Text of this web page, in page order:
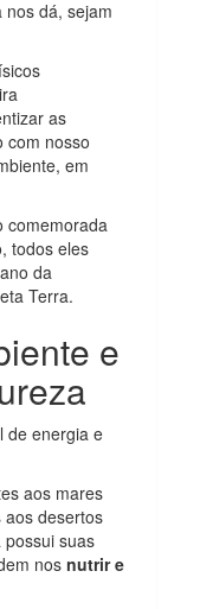
nos dá, sejam
as
com nosso
em
comemorada
todos eles
da
Terra.
e
de energia e
aos mares
aos desertos
suas
nosnutrir e